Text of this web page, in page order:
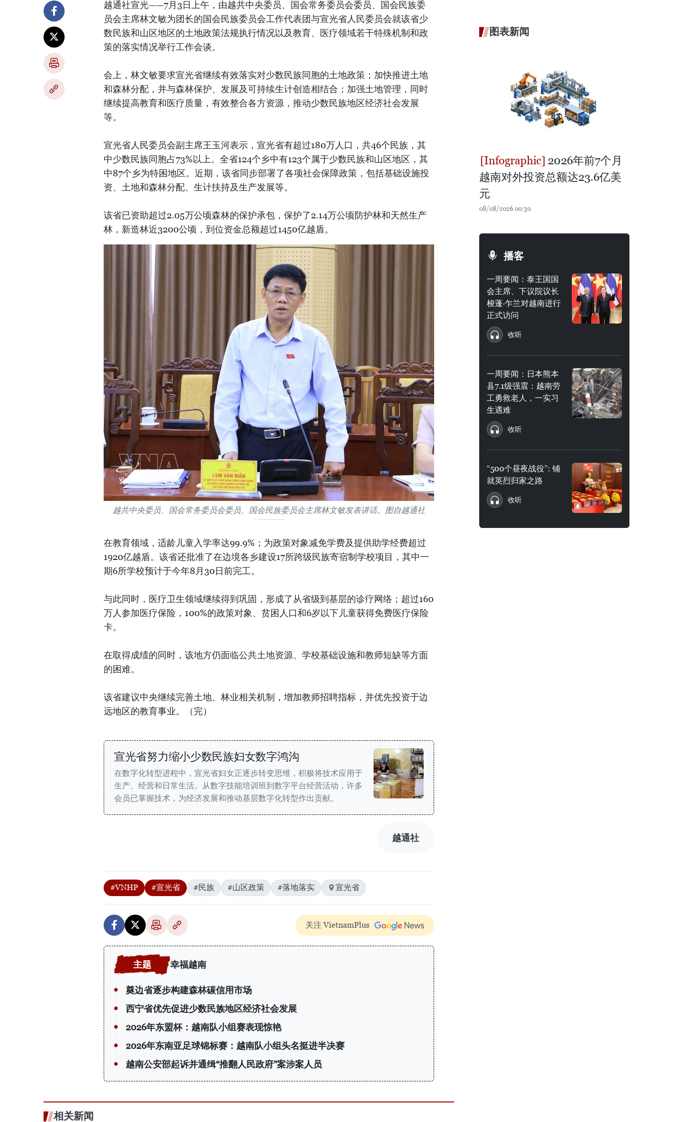
越通社宣光——7月3日上午，由越共中央委员、国会常务委员会委员、国会民族委
员会主席林文敏为团长的国会民族委员会工作代表团与宣光省人民委员会就该省少
数民族和山区地区的土地政策法规执行情况以及教育、医疗领域若干特殊机制和政
策的落实情况举行工作会谈。
会上，林文敏要求宣光省继续有效落实对少数民族同胞的土地政策；加快推进土地
和森林分配，并与森林保护、发展及可持续生计创造相结合；加强土地管理，同时
继续提高教育和医疗质量，有效整合各方资源，推动少数民族地区经济社会发展
等。
宣光省人民委员会副主席王玉河表示，宣光省有超过180万人口，共46个民族，其
中少数民族同胞占73%以上。全省124个乡中有123个属于少数民族和山区地区，其
中87个乡为特困地区。近期，该省同步部署了各项社会保障政策，包括基础设施投
资、土地和森林分配、生计扶持及生产发展等。
该省已资助超过2.05万公顷森林的保护承包，保护了2.14万公顷防护林和天然生产
林，新造林近3200公顷，到位资金总额超过1450亿越盾。
越共中央委员、国会常务委员会委员、国会民族委员会主席林文敏发表讲话。图自越通社
在教育领域，适龄儿童入学率达99.9%；为政策对象减免学费及提供助学经费超过
1920亿越盾。该省还批准了在边境各乡建设17所跨级民族寄宿制学校项目，其中一
期6所学校预计于今年8月30日前完工。
与此同时，医疗卫生领域继续得到巩固，形成了从省级到基层的诊疗网络；超过160
万人参加医疗保险，100%的政策对象、贫困人口和6岁以下儿童获得免费医疗保险
卡。
在取得成绩的同时，该地方仍面临公共土地资源、学校基础设施和教师短缺等方面
的困难。
该省建议中央继续完善土地、林业相关机制，增加教师招聘指标，并优先投资于边
远地区的教育事业。（完）
宣光省努力缩小少数民族妇女数字鸿沟
在数字化转型进程中，宣光省妇女正逐步转变思维，积极将技术应用于
生产、经营和日常生活。从数字技能培训班到数字平台经营活动，许多
会员已掌握技术，为经济发展和推动基层数字化转型作出贡献。
越通社
#VNHP #宣光省 #民族 #山区政策 #落地落实 宣光省
关注 VietnamPlus
幸福越南
奠边省逐步构建森林碳信用市场
西宁省优先促进少数民族地区经济社会发展
2026年东盟杯：越南队小组赛表现惊艳
2026年东南亚足球锦标赛：越南队小组头名挺进半决赛
越南公安部起诉并通缉“推翻人民政府”案涉案人员
相关新闻
图表新闻
2026年前7个月
越南对外投资总额达23.6亿美
元
08/08/2026 00:30
播客
一周要闻：泰王国国
会主席、下议院议长
梭蓬·乍兰对越南进行
正式访问
收听
一周要闻：日本熊本
县7.1级强震：越南劳
工勇救老人，一实习
生遇难
收听
“500个昼夜战役”: 铺
就英烈归家之路
收听